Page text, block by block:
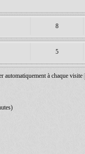
8
5
automatiquement à chaque visite